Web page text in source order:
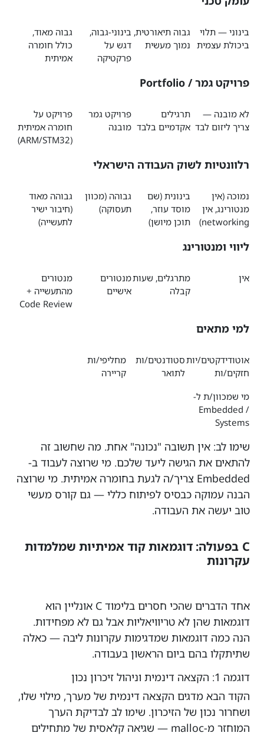
בינוני — תלוי
ביכולת עצמית
גבוה תיאורטית,
נמוך מעשית
בינוני-גבוה,
דגש על
פרקטיקה
גבוה מאוד,
כולל חומרה
אמיתית
פרויקט גמר / Portfolio
לא מובנה —
צריך ליזום לבד
תרגילים
אקדמיים בלבד
פרויקט גמר
מובנה
פרויקט על
חומרה אמיתית
(ARM/STM32)
רלוונטיות לשוק העבודה הישראלי
נמוכה (אין
מנטורינג, אין
networking)
בינונית (שם
מוסד עוזר,
תוכן מיושן)
גבוהה (מכוון
תעסוקה)
גבוהה מאוד
(חיבור ישיר
לתעשייה)
ליווי ומנטורינג
אין
מתרגלים, שעות
קבלה
מנטורים
אישיים
מנטורים
מהתעשייה +
Code Review
למי מתאים
אוטודידקטים/יות
חזקים/ות
סטודנטים/ות
לתואר
מחליפי/ות
קריירה
מי שמכוון/ת ל-
Embedded /
Systems
שימו לב: אין תשובה "נכונה" אחת. מה שחשוב זה
להתאים את הגישה ליעד שלכם. מי שרוצה לעבוד ב-
Embedded צריך/ה לגעת בחומרה אמיתית. מי שרוצה
הבנה עמוקה כבסיס לפיתוח כללי — גם קורס מעשי
טוב יעשה את העבודה.
C בפעולה: דוגמאות קוד אמיתיות שמלמדות
עקרונות
אחד הדברים שהכי חסרים בלימוד C אונליין הוא
דוגמאות שהן לא טריוויאליות אבל גם לא מפחידות.
הנה כמה דוגמאות שמדגימות עקרונות ליבה — כאלה
שתיתקלו בהם ביום הראשון בעבודה.
דוגמה 1: הקצאה דינמית וניהול זיכרון נכון
הקוד הבא מדגים הקצאה דינמית של מערך, מילוי שלו,
ושחרור נכון של הזיכרון. שימו לב לבדיקת הערך
המוחזר מ-malloc — שגיאה קלאסית של מתחילים